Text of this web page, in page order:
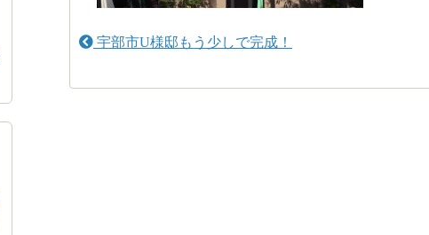
宇部市U様邸もう少しで完成！